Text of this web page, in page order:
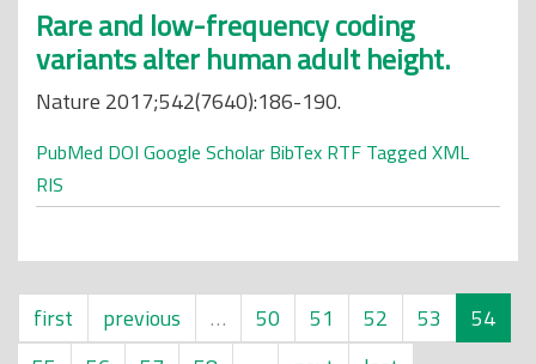
Rare and low-frequency coding
variants alter human adult height.
Nature 2017;542(7640):186-190.
PubMed DOI Google Scholar BibTex RTF Tagged XML
RIS
first previous … 50 51 52 53
54